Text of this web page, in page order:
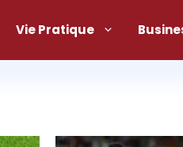
Vie Pratique